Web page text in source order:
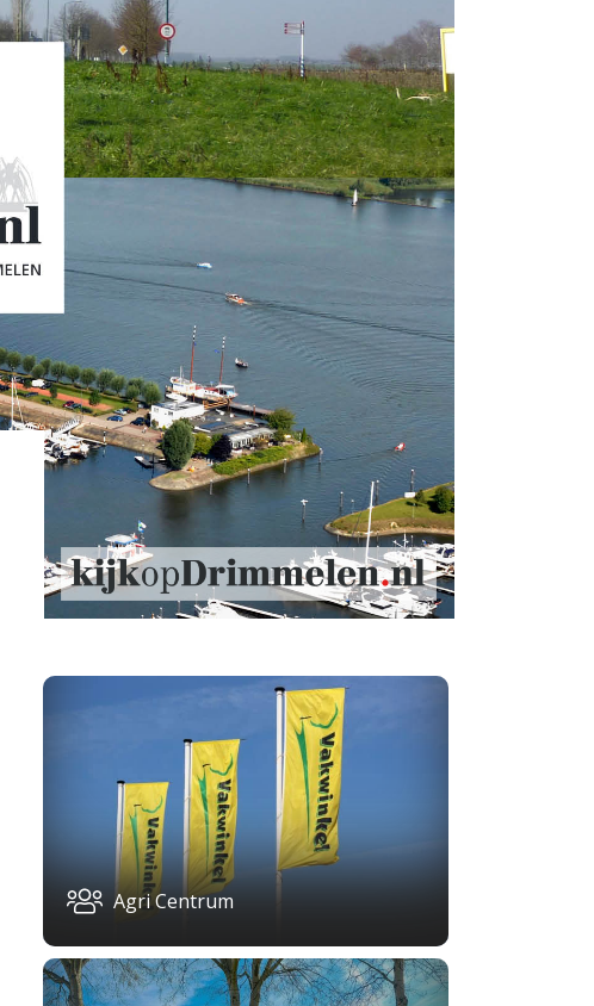
Agri Centrum